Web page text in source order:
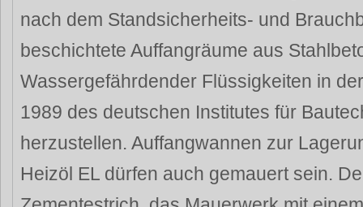
nach dem Standsicherheits- und
beschichtete Auffangräume aus
Wassergefährdender Flüssigkeiten in
1989 des deutschen Institutes für
herzustellen. Auffangwannen zur
Heizöl EL dürfen auch gemauert sein.